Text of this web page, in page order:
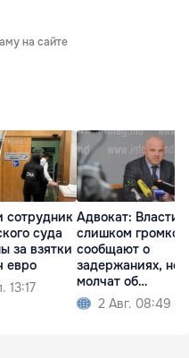
на сайте
сотрудник
суда
за взятки
евро
13:17
Адвокат: Власти
слишком громко
сообщают о
задержаниях, но
молчат об
освобождениях
2 Авг. 08:49